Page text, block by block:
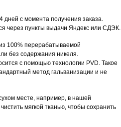
дней с момента получения заказа.
через пункты выдачи Яндекс или СДЭК.
100% перерабатываемой
без содержания никеля.
с помощью технологии PVD. Такое
метод гальванизации и не
месте, например, в нашей
мягкой тканью, чтобы сохранить